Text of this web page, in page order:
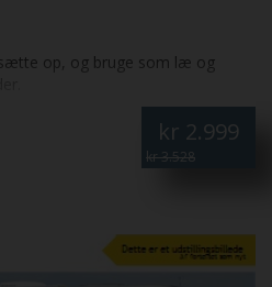
op, og bruge som læ og
kr 2.999
kr 3.528